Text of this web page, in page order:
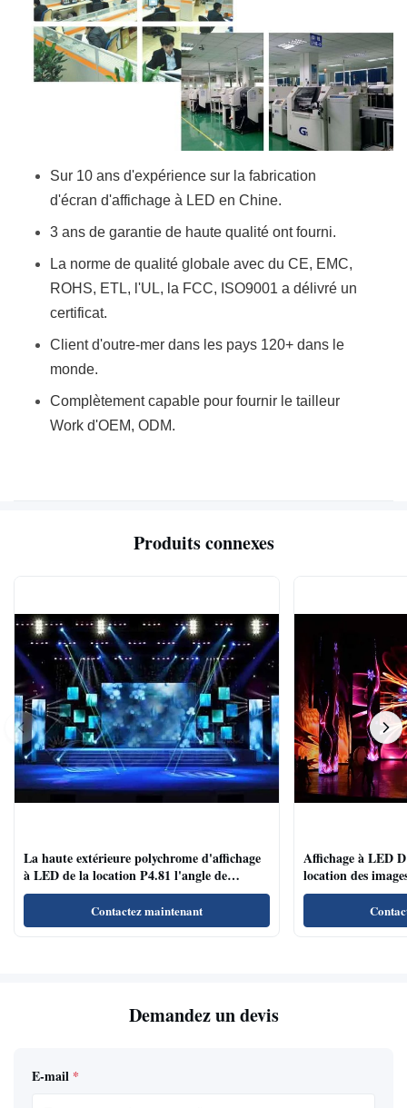
Sur 10 ans d'expérience sur la fabrication
d'écran d'affichage à LED en Chine.
3 ans de garantie de haute qualité ont fourni.
La norme de qualité globale avec du CE, EMC,
ROHS, ETL, l'UL, la FCC, ISO9001 a délivré un
certificat.
Client d'outre-mer dans les pays 120+ dans le
monde.
Complètement capable pour fournir le tailleur
Work d'OEM, ODM.
Produits connexes
La haute extérieure polychrome d'affichage
à LED de la location P4.81 l'angle de
visualisation large de vitesse de régénération
Contactez maintenant
Affichage à LED
location des
conférences/salles
Demandez un devis
E-mail *